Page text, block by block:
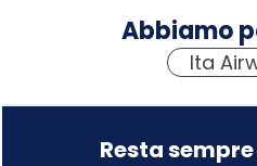
Abbiamo
Ita
Resta